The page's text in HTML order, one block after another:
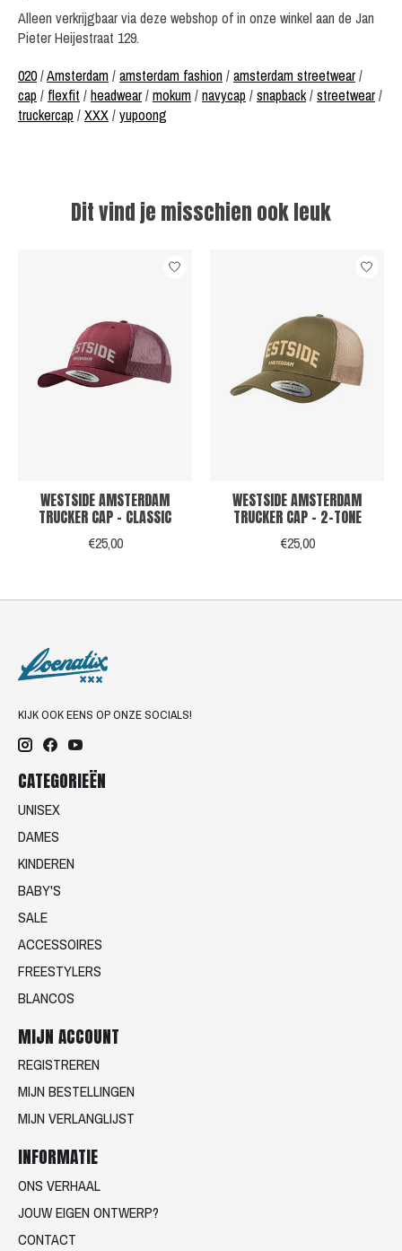
Alleen verkrijgbaar via deze webshop of in onze winkel aan de Jan
Pieter Heijestraat 129.
020/Amsterdam/amsterdam fashion/amsterdam streetwear/
cap / flexfit /headwear/mokum/navycap /snapback/streetwear/
truckercap /XXX/yupoong
Dit vind je misschien ook leuk
WESTSIDE AMSTERDAM
TRUCKER CAP - CLASSIC
€25,00
WESTSIDE AMSTERDAM
TRUCKER CAP - 2-TONE
€25,00
KIJK OOK EENS OP ONZE SOCIALS!
CATEGORIEËN
UNISEX
DAMES
KINDEREN
BABY'S
SALE
ACCESSOIRES
FREESTYLERS
BLANCOS
MIJN ACCOUNT
REGISTREREN
MIJN BESTELLINGEN
MIJN VERLANGLIJST
INFORMATIE
ONS VERHAAL
JOUW EIGEN ONTWERP?
CONTACT